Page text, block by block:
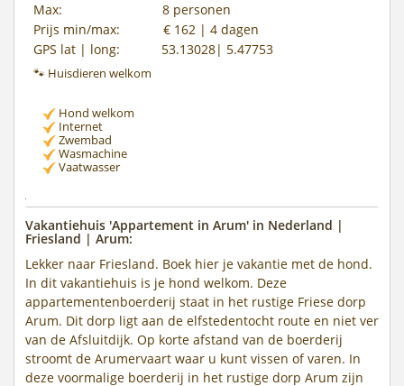
Max:
8 personen
Prijs min/max:
€ 162 | 4 dagen
GPS lat | long:
53.13028| 5.47753
🐾 Huisdieren welkom
Hond welkom
Internet
Zwembad
Wasmachine
Vaatwasser
Vakantiehuis 'Appartement in Arum' in Nederland |
Friesland | Arum:
Lekker naar Friesland. Boek hier je vakantie met de hond.
In dit vakantiehuis is je hond welkom. Deze
appartementenboerderij staat in het rustige Friese dorp
Arum. Dit dorp ligt aan de elfstedentocht route en niet ver
van de Afsluitdijk. Op korte afstand van de boerderij
stroomt de Arumervaart waar u kunt vissen of varen. In
deze voormalige boerderij in het rustige dorp Arum zijn